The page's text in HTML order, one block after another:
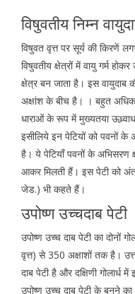
विषुवतीय निम्न
विषुवत वृत्त पर सूर्य की किरणें
विषुवतीय क्षेत्रों में वायु गर्म
क्षेत्र बन जाता है। इस वायुदाब
अक्षांश के बीच है। । बहुत अधिक
धाराओं के रूप में मुख्यतया
इसीलिये इन पेटियों को पवनों के
है। ये पेटियाँ पवनों के अभिसरण
आकर मिलती हैं। इस पेटी को
जेड.) भी कहते हैं।
उपोष्ण उच्चदाब पेटी
उपोष्ण उच्च दाब पेटी का दोनों
वृत्त) से 350 अक्षाशों तक है।
दाब पेटी है और दक्षिणी गोलार्ध
उपोष्ण उच्च दाब पेटी के बनने का